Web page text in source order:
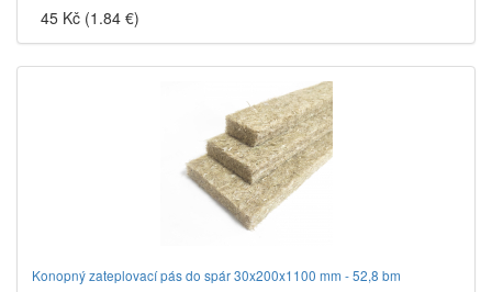
45 Kč (1.84 €)
Konopný zateplovací pás do spár 30x200x1100 mm - 52,8 bm